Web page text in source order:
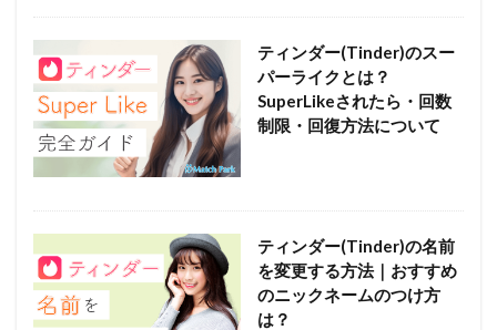
ティンダー(Tinder)のスー
パーライクとは？
SuperLikeされたら・回数
制限・回復方法について
ティンダー(Tinder)の名前
を変更する方法｜おすすめ
のニックネームのつけ方
は？